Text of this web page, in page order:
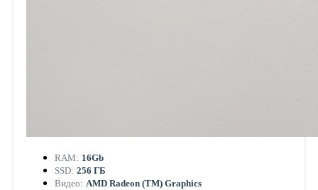
RAM: 16Gb
SSD: 256 ГБ
Видео: AMD Radeon (TM) Graphics